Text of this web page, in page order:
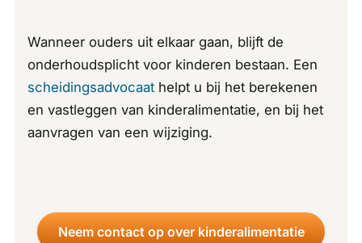
Wanneer ouders uit elkaar gaan, blijft de
onderhoudsplicht voor kinderen bestaan. Een
scheidingsadvocaathelpt u bij het berekenen
en vastleggen van kinderalimentatie, en bij het
aanvragen van een wijziging.
Neem contact op over kinderalimentatie